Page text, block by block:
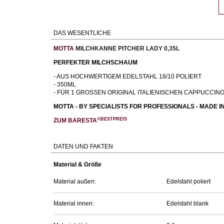
DAS WESENTLICHE
MOTTA MILCHKANNE PITCHER LADY 0,35L
PERFEKTER MILCHSCHAUM
- AUS HOCHWERTIGEM EDELSTAHL 18/10 POLIERT
- 350ML
- FÜR 1 GROSSEN ORIGINAL ITALIENISCHEN CAPPUCCINO
MOTTA - BY SPECIALISTS FOR PROFESSIONALS - MADE
ZUM BARESTA®BESTPREIS
DATEN UND FAKTEN
Material & Größe
Material außen: Edelstahl poliert
Material innen: Edelstahl blank